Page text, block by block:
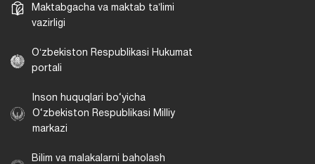
Maktabgacha va maktab taʼlimi
vazirligi
Oʻzbekiston Respublikasi Hukumat
portali
Inson huquqlari bo‘yicha
O‘zbekiston Respublikasi Milliy
markazi
Bilim va malakalarni baholash